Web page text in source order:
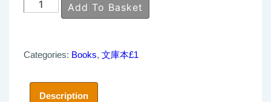
ン
quantity
Add To Basket
Categories: Books, 文庫本£1
Description